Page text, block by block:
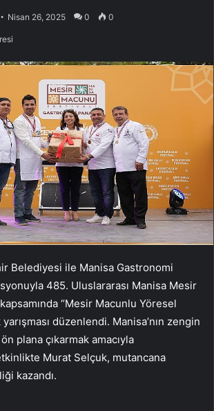
Nisan 26, 2025 0 0
Belediyesi ile Manisa Gastronomi
485. Uluslararası Manisa Mesir
“Mesir Macunlu Yöresel
düzenlendi. Manisa’nın zengin
plana çıkarmak amacıyla
Murat Selçuk, mutancana
kazandı.